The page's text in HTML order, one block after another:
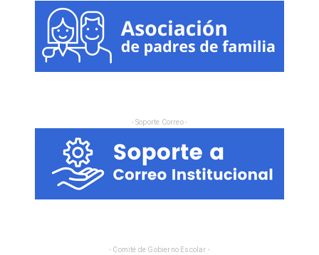
- Soporte Correo -
- Comité de Gobierno Escolar -